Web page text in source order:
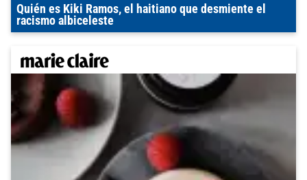
Quién es Kiki Ramos, el haitiano que desmiente el
racismo albiceleste